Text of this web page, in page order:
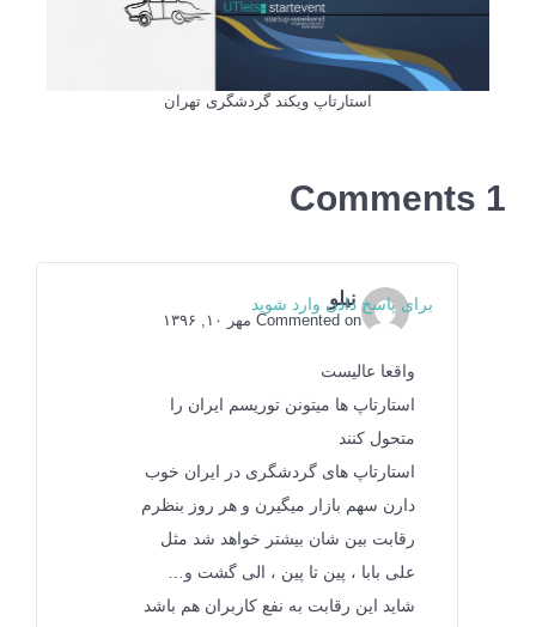
استارتاپ ویکند گردشگری تهران
1 Comments
نیلو
Commented on مهر ۱۰, ۱۳۹۶
واقعا عالیست
استارتاپ ها میتونن توریسم ایران را
متحول کنند
استارتاپ های گردشگری در ایران خوب
دارن سهم بازار میگیرن و هر روز بنظرم
رقابت بین شان بیشتر خواهد شد مثل
علی بابا ، پین تا پین ، الی گشت و…
شاید این رقابت به نفع کاربران هم باشد
برای پاسخ دادن وارد شوید